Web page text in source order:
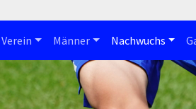
Verein Männer Nachwuchs